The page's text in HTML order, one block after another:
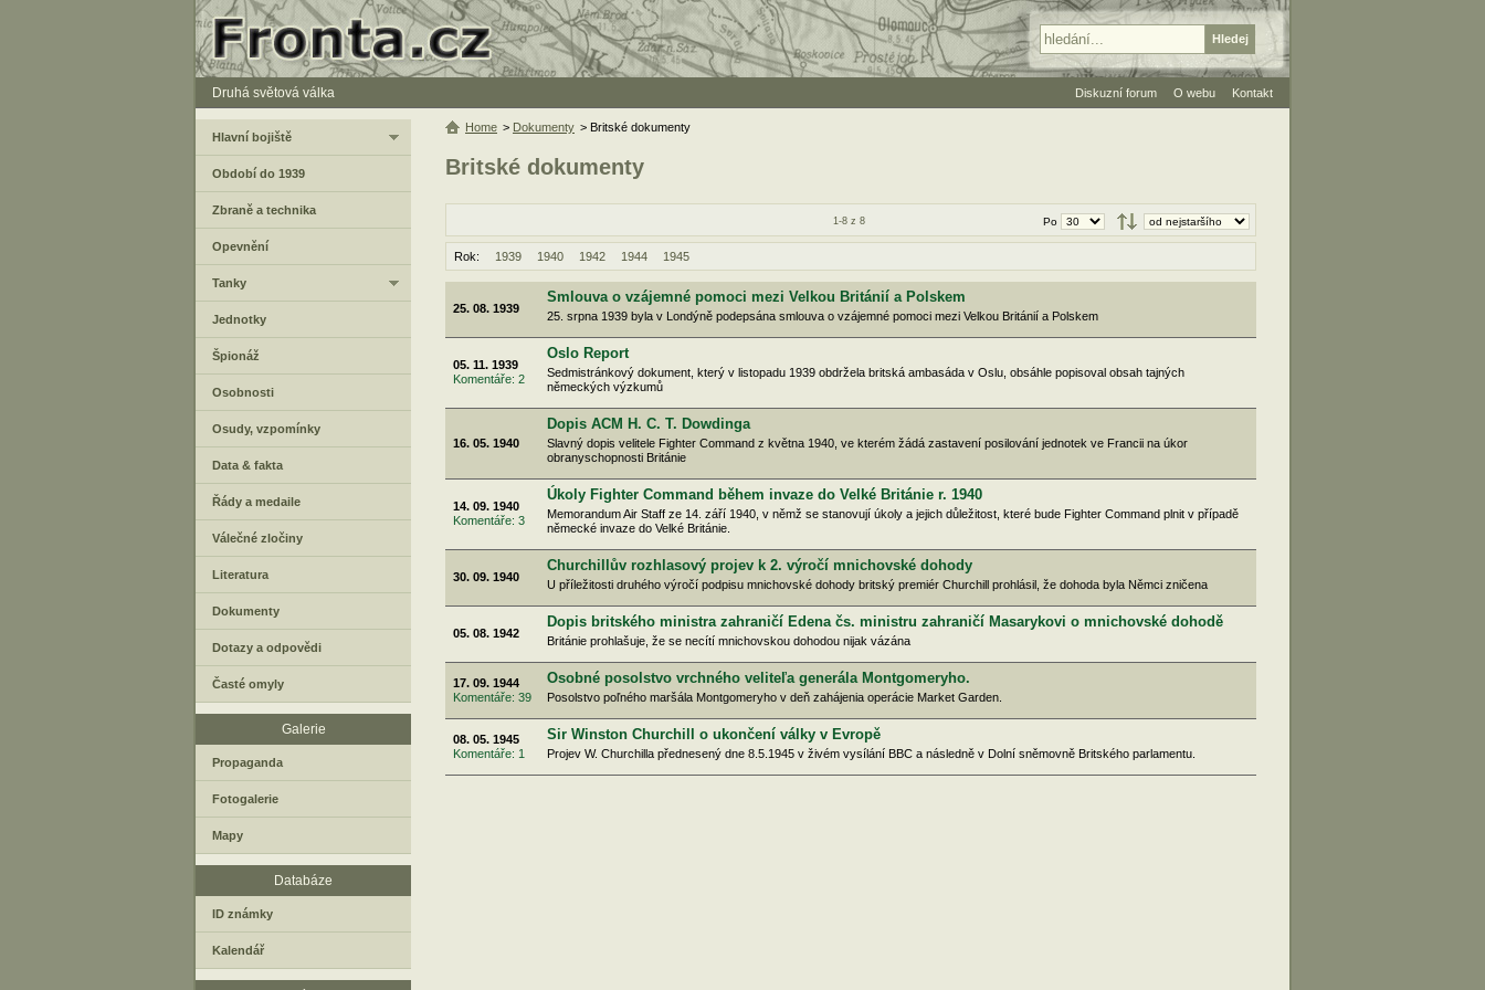
Druhá světová válka
Britské dokumenty
1-8 z 8 Po
Rok: 1939 1940 1942 1944 1945
25. 08. 1939
Smlouva o vzájemné pomoci mezi Velkou Británií a Polskem
25. srpna 1939 byla v Londýně podepsána smlouva o vzájemné pomoci mezi Velkou Británií a Polskem
05. 11. 1939
Komentáře: 2
Oslo Report
Sedmistránkový dokument, který v listopadu 1939 obdržela britská ambasáda v Oslu, obsáhle popisoval obsah tajných
německých výzkumů
16. 05. 1940
Dopis ACM H. C. T. Dowdinga
Slavný dopis velitele Fighter Command z května 1940, ve kterém žádá zastavení posilování jednotek ve Francii na úkor
obranyschopnosti Británie
14. 09. 1940
Komentáře: 3
Úkoly Fighter Command během invaze do Velké Británie r. 1940
Memorandum Air Staff ze 14. září 1940, v němž se stanovují úkoly a jejich důležitost, které bude Fighter Command plnit v případě
německé invaze do Velké Británie.
30. 09. 1940
Churchillův rozhlasový projev k 2. výročí mnichovské dohody
U příležitosti druhého výročí podpisu mnichovské dohody britský premiér Churchill prohlásil, že dohoda byla Němci zničena
05. 08. 1942
Dopis britského ministra zahraničí Edena čs. ministru zahraničí Masarykovi o mnichovské dohodě
Británie prohlašuje, že se necítí mnichovskou dohodou nijak vázána
17. 09. 1944
Komentáře: 39
Osobné posolstvo vrchného veliteľa generála Montgomeryho.
Posolstvo poľného maršála Montgomeryho v deň zahájenia operácie Market Garden.
08. 05. 1945
Komentáře: 1
Sir Winston Churchill o ukončení války v Evropě
Projev W. Churchilla přednesený dne 8.5.1945 v živém vysílání BBC a následně v Dolní sněmovně Britského parlamentu.
Home > Dokumenty > Britské dokumenty
Hlavní bojiště
Období do 1939
Zbraně a technika
Opevnění
Tanky
Jednotky
Špionáž
Osobnosti
Osudy, vzpomínky
Data & fakta
Řády a medaile
Válečné zločiny
Literatura
Dokumenty
Dotazy a odpovědi
Časté omyly
Galerie
Propaganda
Fotogalerie
Mapy
Databáze
ID známky
Kalendář
Diskuzní forum O webu Kontakt